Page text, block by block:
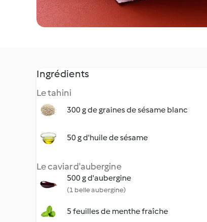
Ingrédients
Le tahini
300 g de graines de sésame blanc
50 g d'huile de sésame
Le caviar d'aubergine
500 g d'aubergine
(1 belle aubergine)
5 feuilles de menthe fraîche